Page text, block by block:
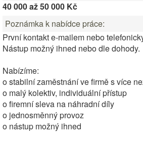
40 000 až 50 000 Kč
Poznámka k nabídce práce:
První kontakt e-mailem nebo
Nástup možný ihned nebo dle dohody.
Nabízíme:
o stabilní zaměstnání ve firmě s více
o malý kolektiv, individuální přístup
o firemní sleva na náhradní díly
o jednosměnný provoz
o nástup možný ihned